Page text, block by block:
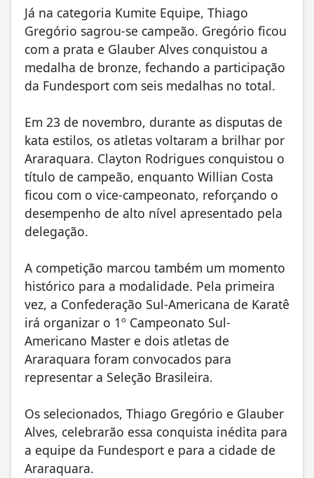
Já na categoria Kumite Equipe, Thiago
Gregório sagrou-se campeão. Gregório ficou
com a prata e Glauber Alves conquistou a
medalha de bronze, fechando a participação
da Fundesport com seis medalhas no total.
Em 23 de novembro, durante as disputas de
kata estilos, os atletas voltaram a brilhar por
Araraquara. Clayton Rodrigues conquistou o
título de campeão, enquanto Willian Costa
ficou com o vice-campeonato, reforçando o
desempenho de alto nível apresentado pela
delegação.
A competição marcou também um momento
histórico para a modalidade. Pela primeira
vez, a Confederação Sul-Americana de Karatê
irá organizar o 1º Campeonato Sul-
Americano Master e dois atletas de
Araraquara foram convocados para
representar a Seleção Brasileira.
Os selecionados, Thiago Gregório e Glauber
Alves, celebrarão essa conquista inédita para
a equipe da Fundesport e para a cidade de
Araraquara.